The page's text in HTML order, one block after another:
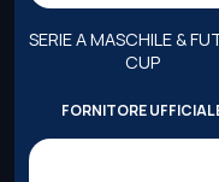
SERIE A MASCHILE &
CUP
FORNITORE